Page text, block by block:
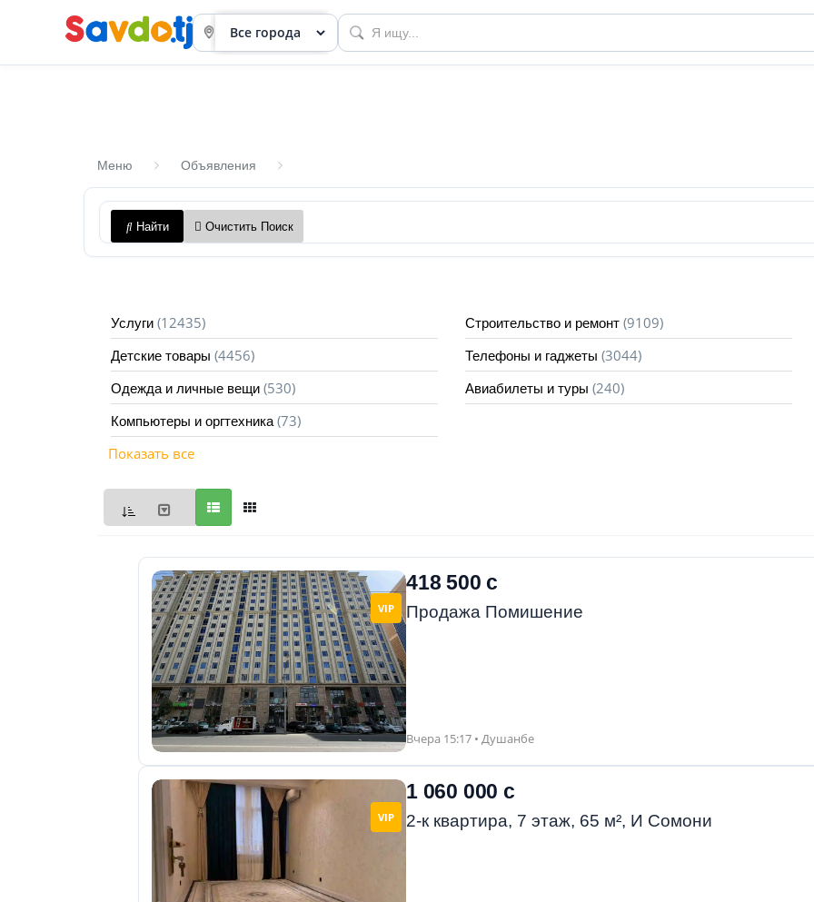
приборов
объявления
Меню Объявления
Найти Очистить Поиск
Услуги (12435) Строительство и ремонт (9109)
Детские товары (4456) Телефоны и гаджеты (3044)
Одежда и личные вещи (530) Авиабилеты и туры (240)
Компьютеры и оргтехника (73)
Показать все
VIP
418 500 с
Продажа Помишение
Вчера 15:17 • Душанбе
VIP
1 060 000 с
2-к квартира, 7 этаж, 65 м², И Сомони